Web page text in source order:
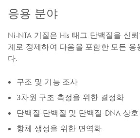
응용 분야
Ni-NTA 기질은 His 태그 단백질을 신
계로 정제하여 다음을 포함한 모든 응
다.
구조 및 기능 조사
3차원 구조 측정을 위한 결정화
단백질-단백질 및 단백질-DNA 상
항체 생성을 위한 면역화